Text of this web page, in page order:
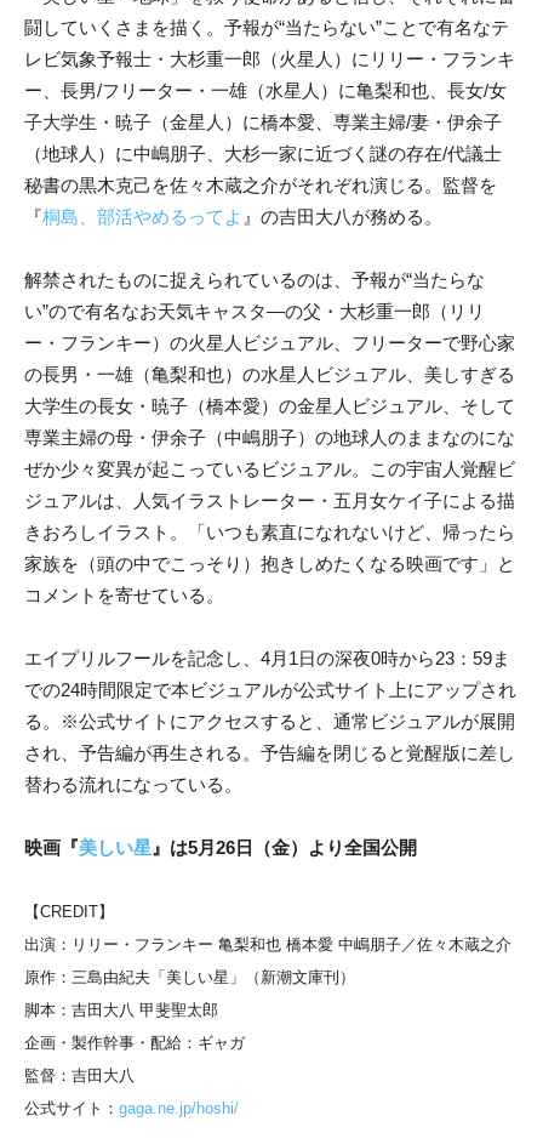
闘していくさまを描く。予報が“当たらない”ことで有名なテ
レビ気象予報士・大杉重一郎（火星人）にリリー・フランキ
ー、長男/フリーター・一雄（水星人）に亀梨和也、長女/女
子大学生・暁子（金星人）に橋本愛、専業主婦/妻・伊余子
（地球人）に中嶋朋子、大杉一家に近づく謎の存在/代議士
秘書の黒木克己を佐々木蔵之介がそれぞれ演じる。監督を
『桐島、部活やめるってよ 』の吉田大八が務める。
解禁されたものに捉えられているのは、予報が“当たらな
い”ので有名なお天気キャスタ―の父・大杉重一郎（リリ
ー・フランキー）の火星人ビジュアル、フリーターで野心家
の長男・一雄（亀梨和也）の水星人ビジュアル、美しすぎる
大学生の長女・暁子（橋本愛）の金星人ビジュアル、そして
専業主婦の母・伊余子（中嶋朋子）の地球人のままなのにな
ぜか少々変異が起こっているビジュアル。
この宇宙人覚醒ビ
ジュアルは、人気イラストレーター・五月女ケイ子による描
きおろしイラスト。「いつも素直になれないけど、帰ったら
家族を（頭の中でこっそり）抱きしめたくなる映画です」と
コメントを寄せている。
エイプリルフールを記念し、4月1日の深夜0時から23：59ま
での24時間限定で本ビジュアルが公式サイト上にアップされ
る。
※公式サイトにアクセスすると、通常ビジュアルが展開
され、予告編が再生される。 予告編を閉じると覚醒版に差し
替わる流れになっている。
映画『美しい星 』は5月26日（金）より全国公開
【CREDIT】
出演：リリー・フランキー 亀梨和也 橋本愛 中嶋朋子／佐々木蔵之介
原作：三島由紀夫「美しい星」（新潮文庫刊）
脚本：吉田大八 甲斐聖太郎
企画・製作幹事・配給：ギャガ
監督：吉田大八
公式サイト： gaga.ne.jp/hoshi/